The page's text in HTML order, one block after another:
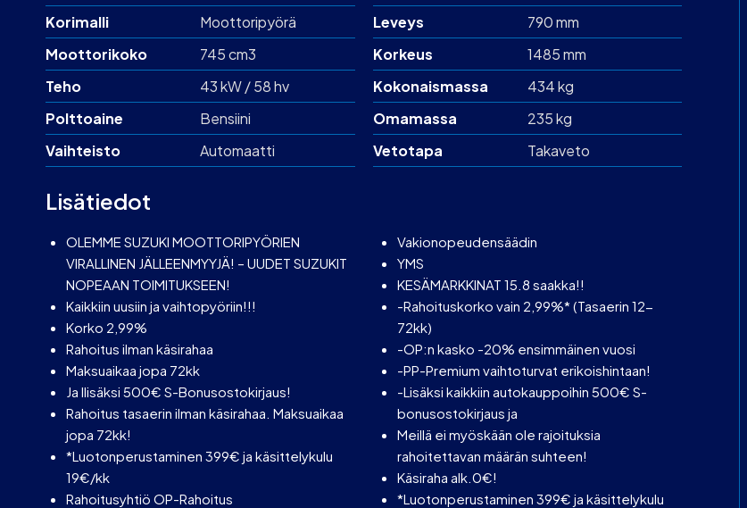
Korimalli
Moottoripyörä
Moottorikoko
745 cm3
Teho
43 kW / 58 hv
Polttoaine
Bensiini
Vaihteisto
Automaatti
Leveys
790 mm
Korkeus
1485 mm
Kokonaismassa
434 kg
Omamassa
235 kg
Vetotapa
Takaveto
Lisätiedot
OLEMME SUZUKI MOOTTORIPYÖRIEN
VIRALLINEN JÄLLEENMYYJÄ! – UUDET SUZUKIT
NOPEAAN TOIMITUKSEEN!
Kaikkiin uusiin ja vaihtopyöriin!!!
Korko 2,99%
Rahoitus ilman käsirahaa
Maksuaikaa jopa 72kk
Ja llisäksi 500€ S-Bonusostokirjaus!
Rahoitus tasaerin ilman käsirahaa. Maksuaikaa
jopa 72kk!
*Luotonperustaminen 399€ ja käsittelykulu
19€/kk
Rahoitusyhtiö OP-Rahoitus
Vakionopeudensäädin
YMS
KESÄMARKKINAT 15.8 saakka!!
-Rahoituskorko vain 2,99%* (Tasaerin 12-
72kk)
-OP:n kasko -20% ensimmäinen vuosi
-PP-Premium vaihtoturvat erikoishintaan!
-Lisäksi kaikkiin autokauppoihin 500€ S-
bonusostokirjaus ja
Meillä ei myöskään ole rajoituksia
rahoitettavan määrän suhteen!
Käsiraha alk.0€!
*Luotonperustaminen 399€ ja käsittelykulu